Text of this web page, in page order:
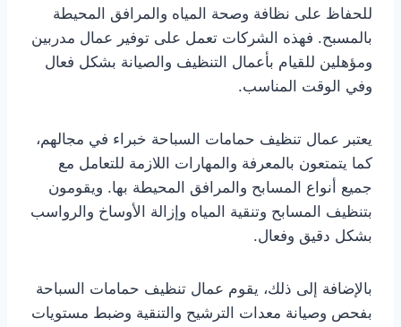
للحفاظ على نظافة وصحة المياه والمرافق المحيطة
بالمسبح. فهذه الشركات تعمل على توفير عمال مدربين
ومؤهلين للقيام بأعمال التنظيف والصيانة بشكل فعال
وفي الوقت المناسب.
يعتبر عمال تنظيف حمامات السباحة خبراء في مجالهم،
كما يتمتعون بالمعرفة والمهارات اللازمة للتعامل مع
جميع أنواع المسابح والمرافق المحيطة بها. ويقومون
بتنظيف المسابح وتنقية المياه وإزالة الأوساخ والرواسب
بشكل دقيق وفعال.
بالإضافة إلى ذلك، يقوم عمال تنظيف حمامات السباحة
بفحص وصيانة معدات الترشيح والتنقية وضبط مستويات